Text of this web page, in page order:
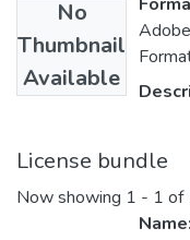
No
Thumbnail
Available
License bundle
Now showing 1 - 1 of
Name: